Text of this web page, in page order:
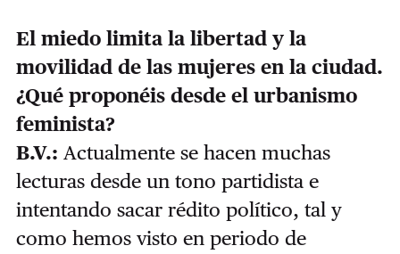
El miedo limita la libertad y la
movilidad de las mujeres en la ciudad.
¿Qué proponéis desde el urbanismo
feminista?
B.V.: Actualmente se hacen muchas
lecturas desde un tono partidista e
intentando sacar rédito político, tal y
como hemos visto en periodo de